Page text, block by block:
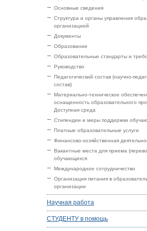
Основные сведения
Структура и органы управления
организацией
Документы
Образование
Образовательные стандарты и
Руководство
Педагогический состав (научно-
состав)
Материально-техническое
оснащенность образовательного
Доступная среда
Стипендии и меры поддержки
Платные образовательные услуги
Финансово-хозяйственная
Вакантные места для приема
обучающихся
Международное сотрудничество
Организация питания в
организации
Научная работа
СТУДЕНТУ в помощь